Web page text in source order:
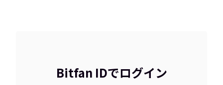
Bitfan IDでログイン